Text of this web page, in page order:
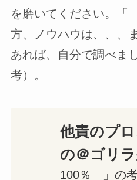
を磨いてください。
方、ノウハウは、、、
あれば、自分で調べま
考）。
他責のプ
の＠ゴリラ
100％ 」の考